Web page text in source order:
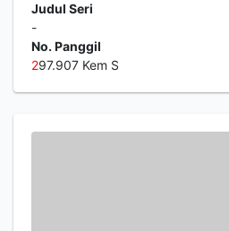
Judul Seri
-
No. Panggil
297.907 Kem S